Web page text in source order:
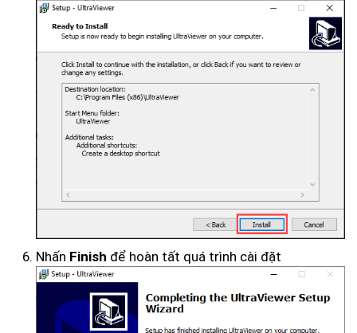
Nhấn Finish để hoàn tất quá trình cài đặt